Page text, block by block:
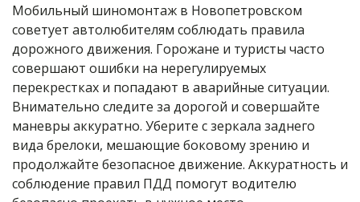
Мобильный шиномонтаж в Новопетровском
советует автолюбителям соблюдать правила
дорожного движения. Горожане и туристы часто
совершают ошибки на нерегулируемых
перекрестках и попадают в аварийные ситуации.
Внимательно следите за дорогой и совершайте
маневры аккуратно. Уберите с зеркала заднего
вида брелоки, мешающие боковому зрению и
продолжайте безопасное движение. Аккуратность и
соблюдение правил ПДД помогут водителю